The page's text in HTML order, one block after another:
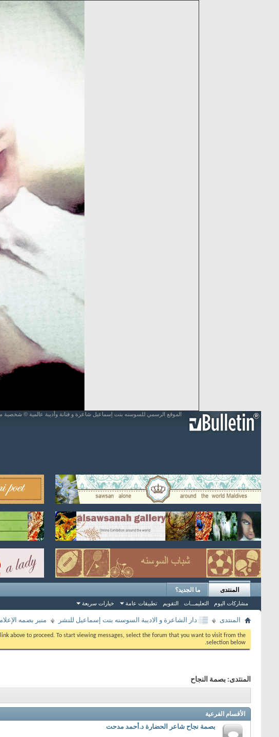
الموقع الرسمي للسوسنه بنت إسماعيل شاعرة و فنانة وأديبة عالمية © شخصية
المنتدى
مشاركات اليوم التعليمـــات التقويم تطبيقات عامة خيارات سريعة
ما الجديد؟
المنتدى ▒░ دار الشاعرة و الاديبة السوسنه بنت إسماعيل للنشر منبر بصمه
above to proceed. To start viewing messages, select the forum that you want to visit from the
selection below.
المنتدى: بصمة النجاح
الأقسام الفرعية
بصمة نجاح شاعر الحضارة د.أحمد مدحت